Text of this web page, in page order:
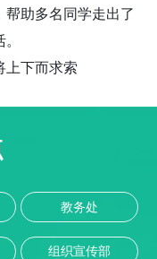
助多名同学走出了
上下而求索
教务处
组织宣传部